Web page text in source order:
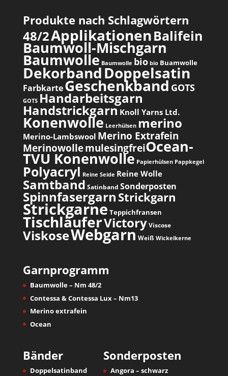
Produkte nach Schlagwörtern
48/2ApplikationenBalifein
Baumwoll-Mischgarn
Baumwolle Baumwolle bio bio Buamwolle
DekorbandDoppelsatin
FarbkarteGeschenkband GOTS
GOTS Handarbeitsgarn
Handstrickgarn Knoll Yarns Ltd.
Konenwolle Leerhülsen merino
Merino-Lambswool Merino Extrafein
Merinowollemulesingfrei​Ocean-
TVU Konenwolle Papierhülsen Pappkegel
Polyacryl Reine Seide Reine Wolle
Samtband Satinband Sonderposten
Spinnfasergarn Strickgarn
Strickgarne Teppichfransen
TischläuferVictoryViscose
ViskoseWebgarn Weiß Wickelkerne
Garnprogramm
Baumwolle – Nm 48/2
Contessa & Contessa Lux – Nm13
Merino extrafein
Ocean
Bänder
Doppelsatinband
Sonderposten
Angora – schwarz